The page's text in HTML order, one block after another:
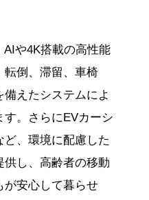
や4K搭載の高性能
転倒、滞留、車椅
えたシステムによ
す。さらにEVカーシ
ど、環境に配慮した
供し、高齢者の移動
が安心して暮らせ